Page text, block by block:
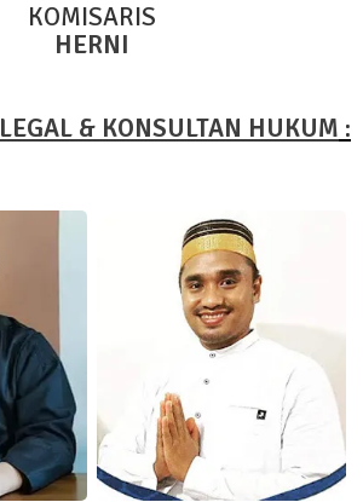
KOMISARIS
HERNI
LEGAL & KONSULTAN HUKUM :